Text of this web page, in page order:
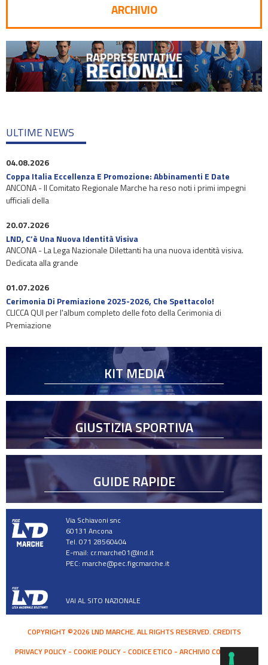
ARCHIVIO
ULTIME NEWS
04.08.2026
Coppa Italia Eccellenza E Promozione: Abbinamenti E Date
ANCONA - Il Comitato Regionale Marche ha reso noti i primi impegni
ufficiali della
20.07.2026
LND, C’è Una Nuova Identità Visiva
ANCONA - La Lega Nazionale Dilettanti ha una nuova identità visiva.
Dedicata alla grande
01.07.2026
Cerimonia Di Premiazione 2025-2026, Che Spettacolo!
CLICCA QUI per l'album completo delle foto della Cerimonia di
Premiazione
KIT MEDIA
GIUSTIZIA SPORTIVA
GUIDE RAPIDE
Via Schiavoni snc
60131 Ancona
Tel. 071 28560404
E-mail: cr.marche01@lnd.it
PEC: marche@pec.figcmarche.it
VAI AL SITO NAZIONALE
COPYRIGHT ©2026 LND MARCHE. ALL RIGHTS RESERVED. CREDITS
PRIVACY POLICY
COOKIE POLICY CODICE ETICO ARCHIVIO COMUNICATI